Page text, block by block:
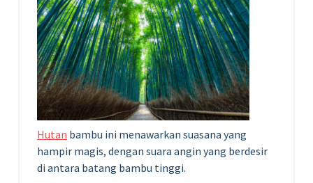
Hutan bambu ini menawarkan suasana yang
hampir magis, dengan suara angin yang berdesir
di antara batang bambu tinggi.